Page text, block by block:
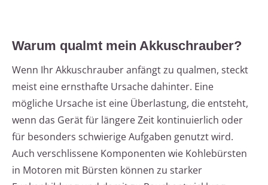
Warum qualmt mein Akkuschrauber?
Wenn Ihr Akkuschrauber anfängt zu qualmen, steckt
meist eine ernsthafte Ursache dahinter. Eine
mögliche Ursache ist eine Überlastung, die entsteht,
wenn das Gerät für längere Zeit kontinuierlich oder
für besonders schwierige Aufgaben genutzt wird.
Auch verschlissene Komponenten wie Kohlebürsten
in Motoren mit Bürsten können zu starker